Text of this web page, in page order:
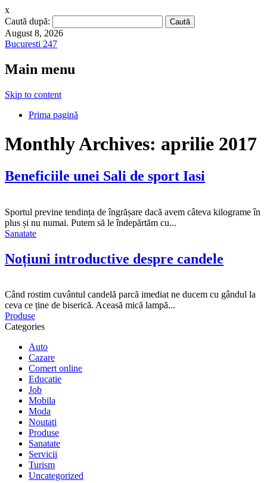
x
Caută după:
August 8, 2026
Bucuresti 247
Main menu
Skip to content
Prima pagină
Monthly Archives: aprilie 2017
Beneficiile unei Sali de sport Iasi
Sportul previne tendința de îngrășare dacă avem câteva kilograme în
plus și nu numai. Putem să le îndepărtăm cu...
Sanatate
Noțiuni introductive despre candele
Când rostim cuvântul candelă parcă imediat ne ducem cu gândul la
ceva ce ține de biserică. Aceasă mică lampă...
Produse
Categories
Auto
Cazare
Comert online
Educatie
Job
Mobila
Moda
Noutati
Produse
Sanatate
Servicii
Turism
Uncategorized